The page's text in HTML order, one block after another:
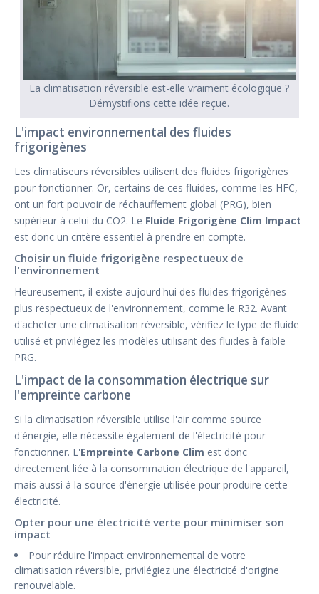
La climatisation réversible est-elle vraiment écologique ?
Démystifions cette idée reçue.
L'impact environnemental des fluides
frigorigènes
Les climatiseurs réversibles utilisent des fluides frigorigènes
pour fonctionner. Or, certains de ces fluides, comme les HFC,
ont un fort pouvoir de réchauffement global (PRG), bien
supérieur à celui du CO2. Le Fluide Frigorigène Clim Impact
est donc un critère essentiel à prendre en compte.
Choisir un fluide frigorigène respectueux de
l'environnement
Heureusement, il existe aujourd'hui des fluides frigorigènes
plus respectueux de l'environnement, comme le R32. Avant
d'acheter une climatisation réversible, vérifiez le type de fluide
utilisé et privilégiez les modèles utilisant des fluides à faible
PRG.
L'impact de la consommation électrique sur
l'empreinte carbone
Si la climatisation réversible utilise l'air comme source
d'énergie, elle nécessite également de l'électricité pour
fonctionner. L'Empreinte Carbone Clim est donc
directement liée à la consommation électrique de l'appareil,
mais aussi à la source d'énergie utilisée pour produire cette
électricité.
Opter pour une électricité verte pour minimiser son
impact
Pour réduire l'impact environnemental de votre
climatisation réversible, privilégiez une électricité d'origine
renouvelable.